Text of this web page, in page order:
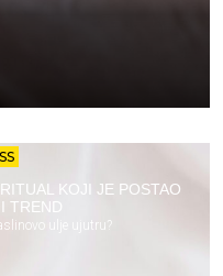
KOJI JE POSTAO
TREND
ulje ujutru?